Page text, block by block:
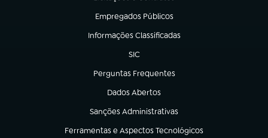
Empregados Públicos
(abre em nova aba)
Informações Classificadas
(abre em nova aba)
SIC
(abre em nova aba)
Perguntas Frequentes
(abre em nova aba)
Dados Abertos
(abre em nova aba)
Sanções Administrativas
(abre em nova aba)
Ferramentas e Aspectos Tecnológicos
(abre em nova aba)